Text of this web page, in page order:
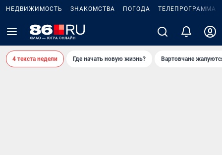
НЕДВИЖИМОСТЬ ЗНАКОМСТВА ПОГОДА ТЕЛЕПРОГРАММА
4 текста недели Где начать новую жизнь? Вартовчане